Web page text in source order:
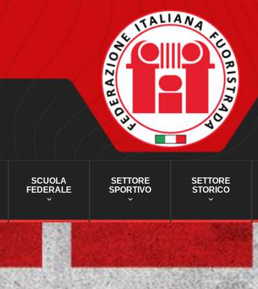
SCUOLA
FEDERALE
SETTORE
SPORTIVO
SETTORE
STORICO